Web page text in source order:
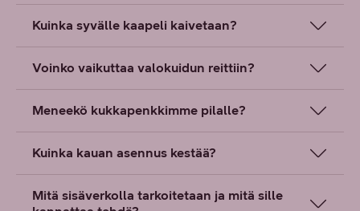
Kuinka syvälle kaapeli kaivetaan?
Voinko vaikuttaa valokuidun reittiin?
Meneekö kukkapenkkimme pilalle?
Kuinka kauan asennus kestää?
Mitä sisäverkolla tarkoitetaan ja mitä sille